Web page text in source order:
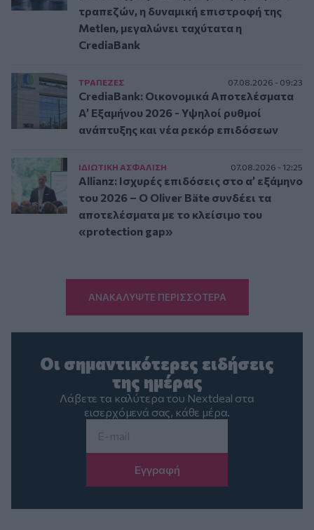
τραπεζών, η δυναμική επιστροφή της
Metlen, μεγαλώνει ταχύτατα η
CrediaBank
ΤΡAΠΕΖΕΣ 07.08.2026 - 09:23
CrediaBank: Οικονομικά Αποτελέσματα
A’ Εξαμήνου 2026 - Υψηλοί ρυθμοί
ανάπτυξης και νέα ρεκόρ επιδόσεων
ΙΔΙΩΤΙΚΗ ΑΣΦAΛΙΣΗ 07.08.2026 - 12:25
Allianz: Ισχυρές επιδόσεις στο α’ εξάμηνο
του 2026 – Ο Oliver Bäte συνδέει τα
αποτελέσματα με το κλείσιμο του
«protection gap»
ΑΝΑΚΑΛΥΨΤΕ ΠΕΡΙΣΣΟΤΕΡΑ
Οι σημαντικότερες ειδήσεις
της ημέρας
Λάβετε τα καλύτερα του Nextdeal στα
εισερχόμενά σας, κάθε μέρα.